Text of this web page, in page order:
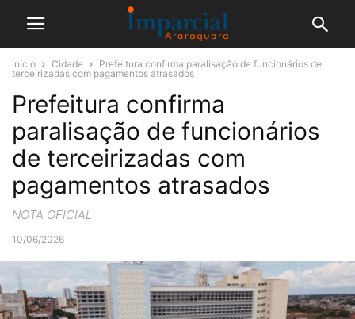
Início Cidade
Prefeitura confirma paralisação de funcionários de
terceirizadas com pagamentos atrasados
Prefeitura confirma
paralisação de funcionários
de terceirizadas com
pagamentos atrasados
NOTA OFICIAL
10/06/2026